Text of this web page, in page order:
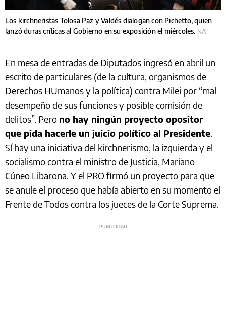
Los kirchneristas Tolosa Paz y Valdés dialogan con Pichetto, quien
lanzó duras críticas al Gobierno en su exposición el miércoles. NA
En mesa de entradas de Diputados ingresó en abril un
escrito de particulares (de la cultura, organismos de
Derechos HUmanos y la política) contra Milei por “mal
desempeño de sus funciones y posible comisión de
delitos”. Pero no hay ningún proyecto opositor
que pida hacerle un juicio político al Presidente.
Sí hay una iniciativa del kirchnerismo, la izquierda y el
socialismo contra el ministro de Justicia, Mariano
Cúneo Libarona. Y el PRO firmó un proyecto para que
se anule el proceso que había abierto en su momento el
Frente de Todos contra los jueces de la Corte Suprema.